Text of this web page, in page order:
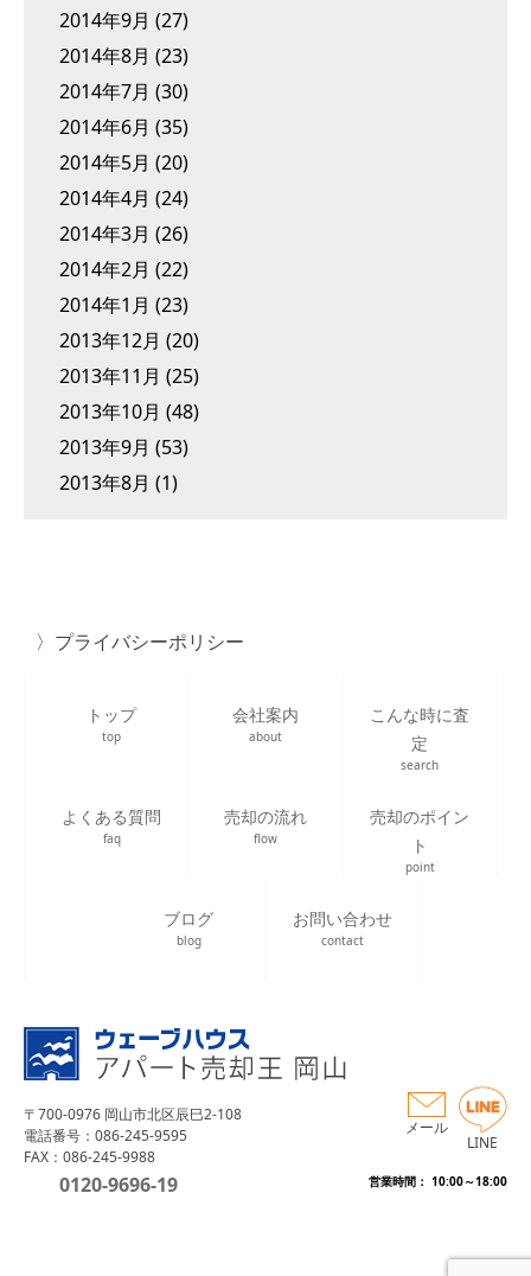
2014年9月 (27)
2014年8月 (23)
2014年7月 (30)
2014年6月 (35)
2014年5月 (20)
2014年4月 (24)
2014年3月 (26)
2014年2月 (22)
2014年1月 (23)
2013年12月 (20)
2013年11月 (25)
2013年10月 (48)
2013年9月 (53)
2013年8月 (1)
プライバシーポリシー
トップ
top
会社案内
about
こんな時に査
定
search
よくある質問
faq
売却の流れ
flow
売却のポイン
ト
point
ブログ
blog
お問い合わせ
contact
〒700-0976 岡山市北区辰巳2-108
電話番号：086-245-9595
FAX：086-245-9988
0120-9696-19 営業時間： 10:00～18:00
メール
LINE